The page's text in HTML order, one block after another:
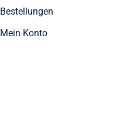
Bestellungen
Mein Konto